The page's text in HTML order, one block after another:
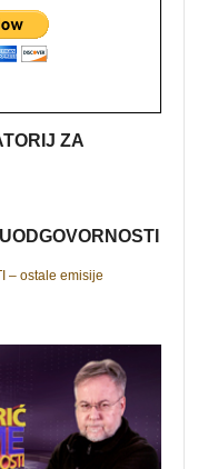
ZA
– ostale emisije